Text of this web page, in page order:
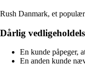
Rush Danmark, et
Dårlig
En kunde påpeger,
En anden kunde